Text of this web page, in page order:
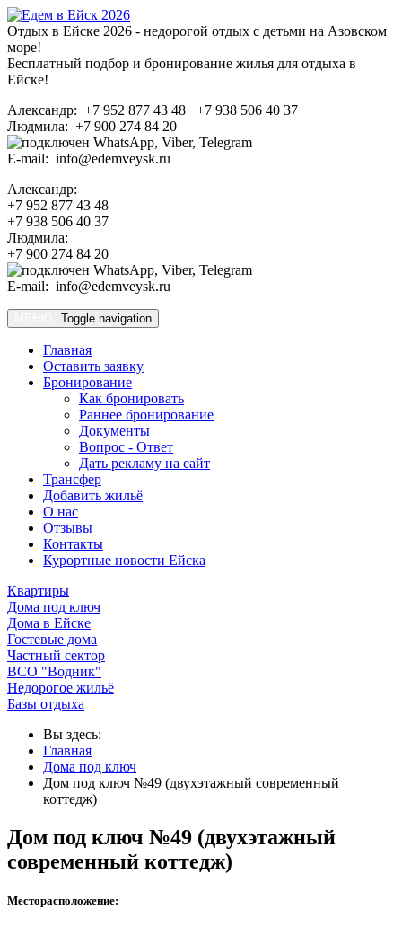
Отдых в Ейске 2026 - недорогой отдых с детьми на Азовском
море!
Бесплатный подбор и бронирование жилья для отдыха в
Ейске!
Александр: +7 952 877 43 48 +7 938 506 40 37
Людмила: +7 900 274 84 20
E-mail: info@edemveysk.ru
Александр:
+7 952 877 43 48
+7 938 506 40 37
Людмила:
+7 900 274 84 20
E-mail: info@edemveysk.ru
Toggle navigation
Главная
Оставить заявку
Бронирование
Как бронировать
Раннее бронирование
Документы
Вопрос - Ответ
Дать рекламу на сайт
Трансфер
Добавить жильё
О нас
Отзывы
Контакты
Курортные новости Ейска
Квартиры
Дома под ключ
Дома в Ейске
Гостевые дома
Частный сектор
ВСО "Водник"
Недорогое жильё
Базы отдыха
Вы здесь:
Главная
Дома под ключ
Дом под ключ №49 (двухэтажный современный
коттедж)
Дом под ключ №49 (двухэтажный
современный коттедж)
Месторасположение: